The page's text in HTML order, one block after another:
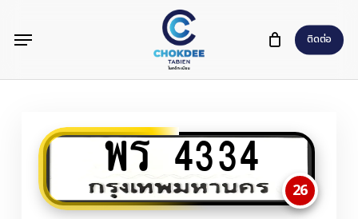
content
ติดต่อ
Menu
พร 4334
26